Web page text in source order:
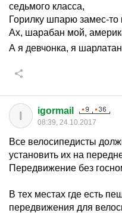
седьмого класса,
Горилку шпарю замес-то
Ах, шарабан мой,
А я девчонка, я
I igormail
08:39, 24.10.2017
Все велосипедисты
установить их на
Передвижение без
В тех местах где есть
передвижения для